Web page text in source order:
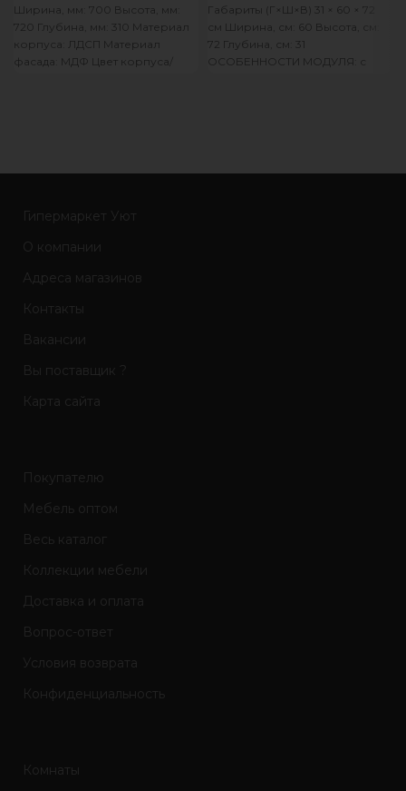
Ширина, мм: 700 Высота, мм:
720 Глубина, мм: 310 Материал
корпуса: ЛДСП Материал
фасада: МДФ Цвет корпуса/
Габариты (Г×Ш×В) 31 × 60 × 72
см Ширина, см: 60 Высота, см:
72 Глубина, см: 31
ОСОБЕННОСТИ МОДУЛЯ: с
Гипермаркет Уют
О компании
Адреса магазинов
Контакты
Вакансии
Вы поставщик ?
Карта сайта
Покупателю
Мебель оптом
Весь каталог
Коллекции мебели
Доставка и оплата
Вопрос-ответ
Условия возврата
Конфиденциальность
Комнаты